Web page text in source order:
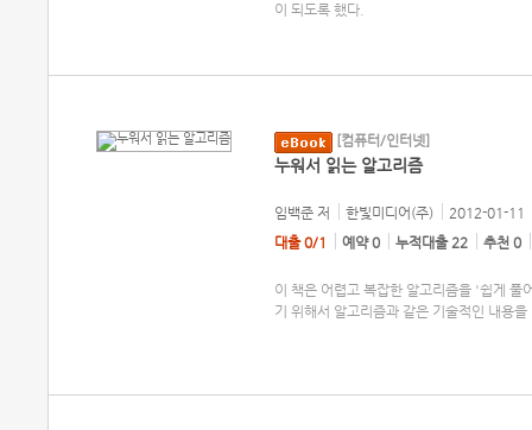
이 되도록 했다.
[컴퓨터/인터넷]
누워서 읽는 알고리즘
임백준 저 한빛미디어(주)
2012-01-11
대출 0/1
예약 0 누적대출 22 추천 0
이 책은 어렵고 복잡한 알고리즘을 '쉽게 풀
기 위해서 알고리즘과 같은 기술적인 내용